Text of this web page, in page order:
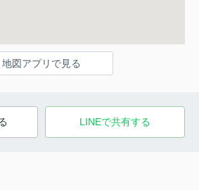
地図アプリで見る
LINEで共有する